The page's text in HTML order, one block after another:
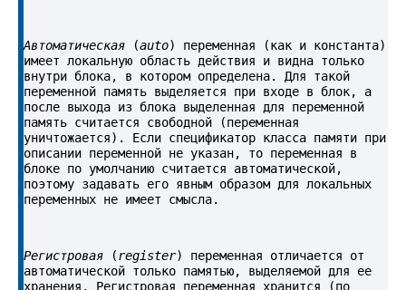
Автоматическая (auto) переменная (как и константа)
имеет локальную область действия и видна только
внутри блока, в котором определена. Для такой
переменной память выделяется при входе в блок, а
после выхода из блока выделенная для переменной
память считается свободной (переменная
уничтожается). Если спецификатор класса памяти при
описании переменной не указан, то переменная в
блоке по умолчанию считается автоматической,
поэтому задавать его явным образом для локальных
переменных не имеет смысла.
Регистровая (register) переменная отличается от
автоматической только памятью, выделяемой для ее
хранения. Регистровая переменная хранится (по